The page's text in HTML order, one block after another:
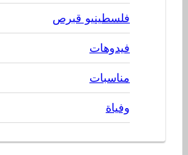
فلسطينيو قبرص
فيدوهات
مناسبات
وفياة